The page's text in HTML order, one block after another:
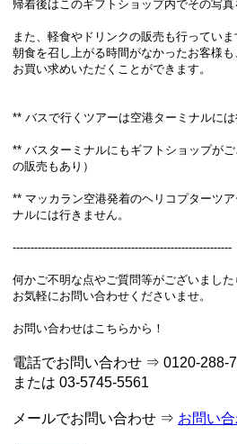
帰着後はこのギフトショップ内でその写真
また、軽食やドリンクの販売も行っていま
朝食を召し上がる時間がなかったお客様
お買い求めいただくことができます。
** バスで行くツアーは空港ターミナルには
** バスターミナルにもギフトショップが
の販売もあり）
** マッカラン空港発着のヘリコプターツ
ナルには行きません。
-------------------------------------------------------------
何かご不明な点やご質問等がございまし
お気軽にお問い合わせくださいませ。
お問い合わせはこちらから！
電話でお問い合わせ ⇒ 0120-288-
または 03-5745-5561
メールでお問い合わせ ⇒ お問い